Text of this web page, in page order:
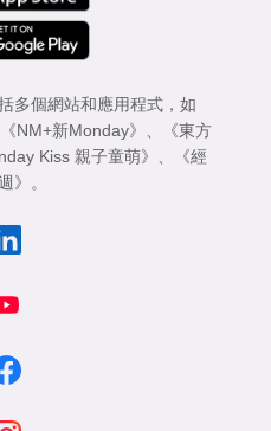
多個網站和應用程式，如
《NM+新Monday》 、
《東方
Kiss 親子童萌》 、
《經
》 。